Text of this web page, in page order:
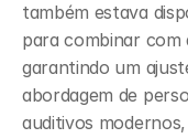
também estava
para combinar
garantindo um
abordagem de
auditivos